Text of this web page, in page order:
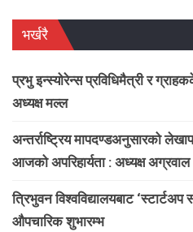
भर्खरै
प्रभु इन्स्योरेन्स प्रविधिमैत्री र
अध्यक्ष मल्ल
अन्तर्राष्ट्रिय मापदण्डअनुसारको
आजको अपरिहार्यता : अध्यक्ष अग्रवाल
त्रिभुवन विश्वविद्यालयबाट
औपचारिक शुभारम्भ